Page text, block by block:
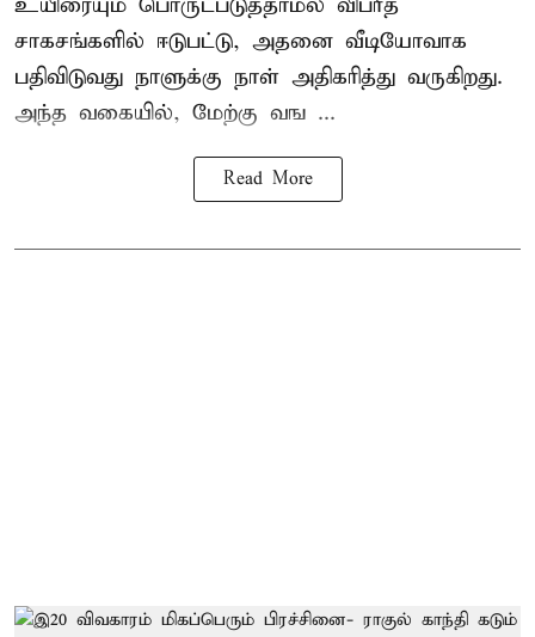
சாகசங்களில் ஈடுபட்டு, அதனை வீடியோவாக
பதிவிடுவது நாளுக்கு நாள் அதிகரித்து வருகிறது.
அந்த வகையில், மேற்கு வங ...
Read More